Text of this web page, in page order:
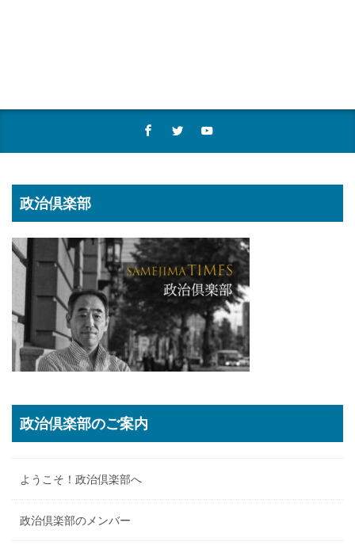
政治倶楽部
政治倶楽部のご案内
ようこそ！政治倶楽部へ
政治倶楽部のメンバー